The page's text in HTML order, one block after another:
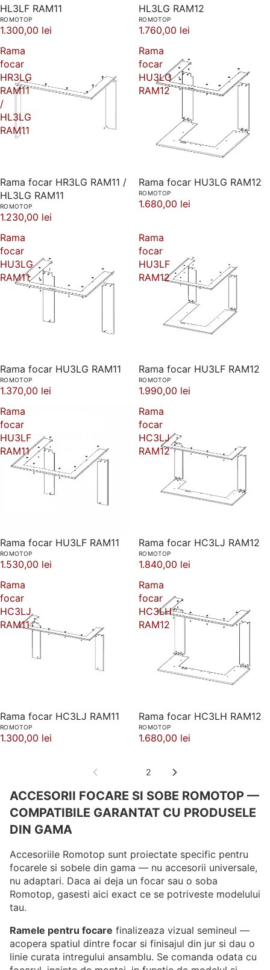
HL3LF RAM11
ROMOTOP
1.300,00 lei
HL3LG RAM12
ROMOTOP
1.760,00 lei
Rama
focar
HR3LG
RAM11
/
HL3LG
RAM11
Rama focar HR3LG RAM11 /
HL3LG RAM11
ROMOTOP
1.230,00 lei
Rama
focar
HU3LG
RAM12
Rama focar HU3LG RAM12
ROMOTOP
1.680,00 lei
Rama
focar
HU3LG
RAM11
Rama focar HU3LG RAM11
ROMOTOP
1.370,00 lei
Rama
focar
HU3LF
RAM12
Rama focar HU3LF RAM12
ROMOTOP
1.990,00 lei
Rama
focar
HU3LF
RAM11
Rama focar HU3LF RAM11
ROMOTOP
1.530,00 lei
Rama
focar
HC3LJ
RAM12
Rama focar HC3LJ RAM12
ROMOTOP
1.840,00 lei
Rama
focar
HC3LJ
RAM11
Rama focar HC3LJ RAM11
ROMOTOP
1.300,00 lei
Rama
focar
HC3LH
RAM12
Rama focar HC3LH RAM12
ROMOTOP
1.680,00 lei
2
ACCESORII FOCARE SI SOBE ROMOTOP —
COMPATIBILE GARANTAT CU PRODUSELE
DIN GAMA
Accesoriile Romotop sunt proiectate specific pentru
focarele si sobele din gama — nu accesorii universale,
nu adaptari. Daca ai deja un focar sau o soba
Romotop, gasesti aici exact ce se potriveste modelului
tau.
Ramele pentru focare finalizeaza vizual semineul —
acopera spatiul dintre focar si finisajul din jur si dau o
linie curata intregului ansamblu. Se comanda odata cu